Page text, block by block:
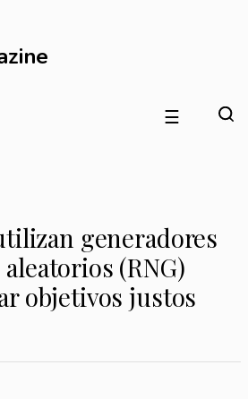
☰
generadores
(RNG)
objetivos justos